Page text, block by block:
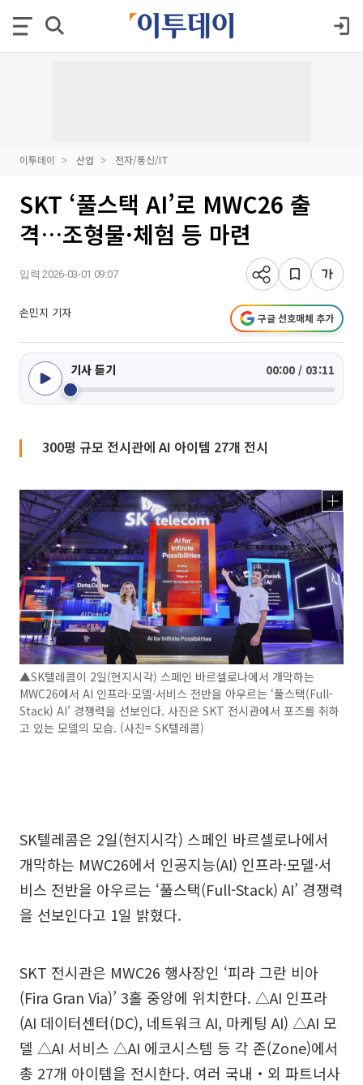
이투데이 산업 전자/통신/IT
SKT ‘풀스택 AI’로 MWC26 출
격…조형물·체험 등 마련
입력 2026-03-01 09:07
손민지 기자 구글 선호매체 추가
기사 듣기 00:00 / 03:11
300평 규모 전시관에 AI 아이템 27개 전시
▲SK텔레콤이 2일(현지시각) 스페인 바르셀로나에서 개막하는
MWC26에서 AI 인프라·모델·서비스 전반을 아우르는 ‘풀스택(Full-
Stack) AI’ 경쟁력을 선보인다. 사진은 SKT 전시관에서 포즈를 취하
고 있는 모델의 모습. (사진= SK텔레콤)
SK텔레콤은 2일(현지시각) 스페인 바르셀로나에서
개막하는 MWC26에서 인공지능(AI) 인프라·모델·서
비스 전반을 아우르는 ‘풀스택(Full-Stack) AI’ 경쟁력
을 선보인다고 1일 밝혔다.
SKT 전시관은 MWC26 행사장인 ‘피라 그란 비아
(Fira Gran Via)’ 3홀 중앙에 위치한다. △AI 인프라
(AI 데이터센터(DC), 네트워크 AI, 마케팅 AI) △AI 모
델 △AI 서비스 △AI 에코시스템 등 각 존(Zone)에서
총 27개 아이템을 전시한다. 여러 국내‧외 파트너사